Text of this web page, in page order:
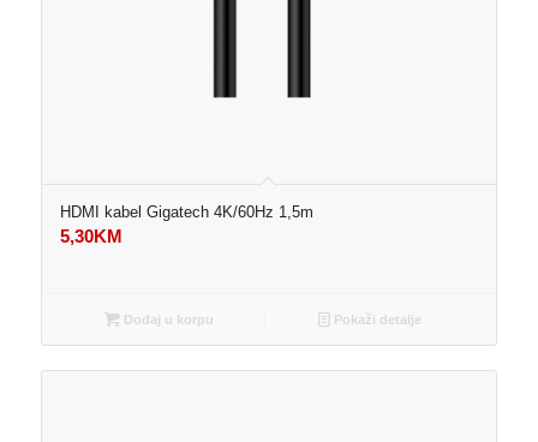
HDMI kabel Gigatech 4K/60Hz 1,5m
5,30KM
Dodaj u korpu Pokaži detalje